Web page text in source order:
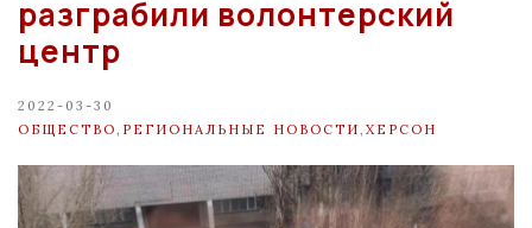
разграбили волонтерский
центр
2022-03-30
ОБЩЕСТВО РЕГИОНАЛЬНЫЕ НОВОСТИ ХЕРСОН